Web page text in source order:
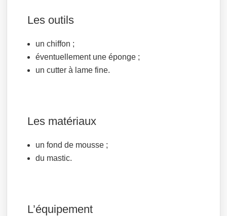
Les outils
un chiffon ;
éventuellement une éponge ;
un cutter à lame fine.
Les matériaux
un fond de mousse ;
du mastic.
L’équipement